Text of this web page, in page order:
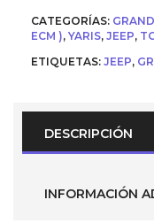
/
Computador
para
1994
1995
No.
CATEGORÍAS:
ECM ), YARIS, JEEP,
ETIQUETAS: JEEP,
DESCRIPCIÓN
INFORMACIÓN